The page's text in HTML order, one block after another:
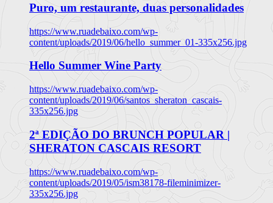
Puro, um restaurante, duas personalidades
https://www.ruadebaixo.com/wp-
content/uploads/2019/06/hello_summer_01-335x256.jpg
Hello Summer Wine Party
https://www.ruadebaixo.com/wp-
content/uploads/2019/06/santos_sheraton_cascais-
335x256.jpg
2ª EDIÇÃO DO BRUNCH POPULAR |
SHERATON CASCAIS RESORT
https://www.ruadebaixo.com/wp-
content/uploads/2019/05/ism38178-fileminimizer-
335x256.jpg